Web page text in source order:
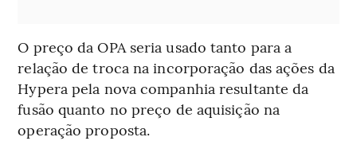
O preço da OPA seria usado tanto para a
relação de troca na incorporação das ações da
Hypera pela nova companhia resultante da
fusão quanto no preço de aquisição na
operação proposta.